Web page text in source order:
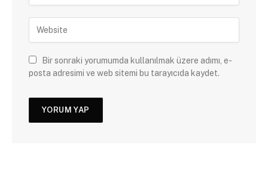
Bir sonraki yorumumda kullanılmak üzere adımı, e-
posta adresimi ve web sitemi bu tarayıcıda kaydet.